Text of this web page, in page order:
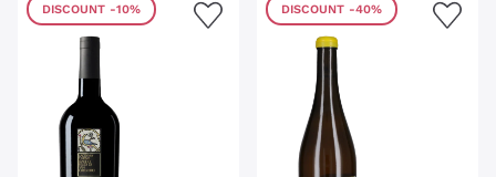
DISCOUNT -10% DISCOUNT -40%